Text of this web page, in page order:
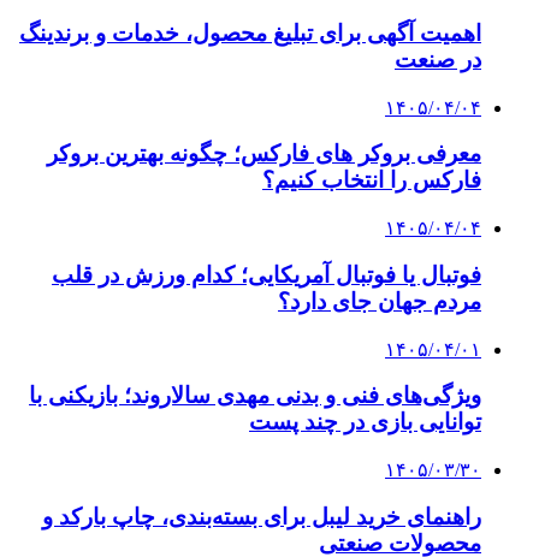
اهمیت آگهی برای تبلیغ محصول، خدمات و برندینگ
در صنعت
۱۴۰۵/۰۴/۰۴
معرفی بروکر های فارکس؛ چگونه بهترین بروکر
فارکس را انتخاب کنیم؟
۱۴۰۵/۰۴/۰۴
فوتبال یا فوتبال آمریکایی؛ کدام ورزش در قلب
مردم جهان جای دارد؟
۱۴۰۵/۰۴/۰۱
ویژگی‌های فنی و بدنی مهدی سالاروند؛ بازیکنی با
توانایی بازی در چند پست
۱۴۰۵/۰۳/۳۰
راهنمای خرید لیبل برای بسته‌بندی، چاپ بارکد و
محصولات صنعتی